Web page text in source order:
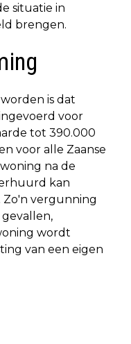
situatie in
brengen.
is dat
voor
tot 390.000
voor alle Zaanse
na de
kan
vergunning
wordt
van een eigen